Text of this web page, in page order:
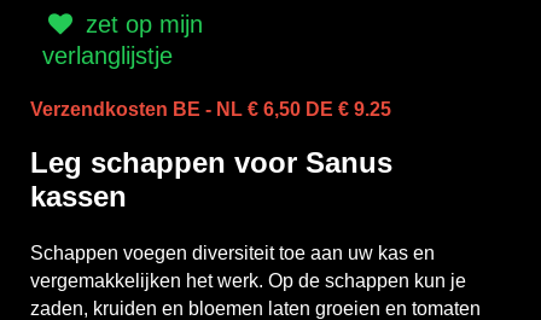
zet op mijn
verlanglijstje
Verzendkosten BE - NL € 6,50 DE € 9.25
Leg schappen voor Sanus
kassen
Schappen voegen diversiteit toe aan uw kas en
vergemakkelijken het werk. Op de schappen kun je
zaden, kruiden en bloemen laten groeien en tomaten